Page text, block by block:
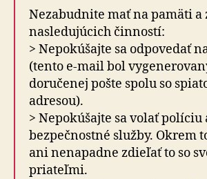
Nezabudnite mať na pamäti a
nasledujúcich činností:
> Nepokúšajte sa odpovedať
(tento e-mail bol
doručenej pošte spolu so
adresou).
> Nepokúšajte sa volať políciu
bezpečnostné služby. Okrem
ani nenapadne zdieľať to so
priateľmi.